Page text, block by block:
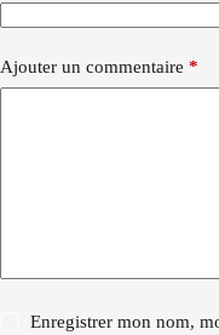
Ajouter un commentaire *
Enregistrer mon nom,